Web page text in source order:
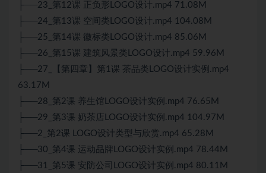
├──23_第12课 正负形LOGO设计.mp4 71.08M
├──24_第13课 空间类LOGO设计.mp4 104.08M
├──25_第14课 徽标类LOGO设计.mp4 85.06M
├──26_第15课 建筑风景类LOGO设计.mp4 59.96M
├──27_【第四章】第1课 茶品类LOGO设计实例.mp4
63.17M
├──28_第2课 养生馆LOGO设计实例.mp4 76.65M
├──29_第3课 奶茶店LOGO设计实例.mp4 104.97M
├──2_第2课 LOGO设计类型与欣赏.mp4 65.28M
├──30_第4课 运动品牌LOGO设计实例.mp4 78.44M
├──31_第5课 安防公司LOGO设计实例.mp4 80.11M